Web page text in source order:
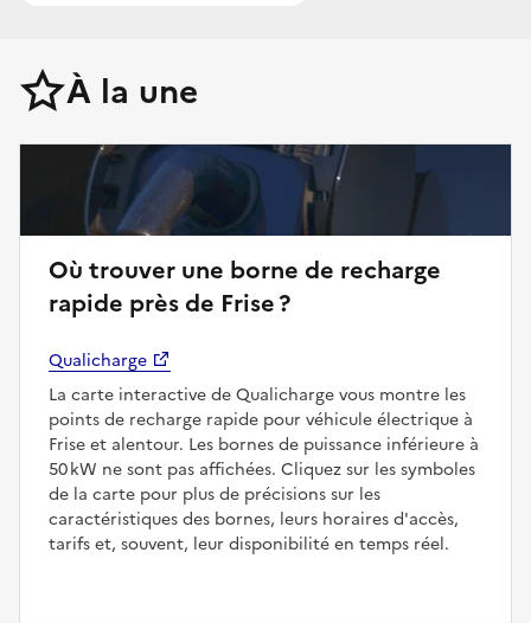
À la une
Où trouver une borne de recharge
rapide près de Frise ?
Qualicharge
La carte interactive de Qualicharge vous montre les
points de recharge rapide pour véhicule électrique à
Frise et alentour. Les bornes de puissance inférieure à
50 kW ne sont pas affichées. Cliquez sur les symboles
de la carte pour plus de précisions sur les
caractéristiques des bornes, leurs horaires d'accès,
tarifs et, souvent, leur disponibilité en temps réel.